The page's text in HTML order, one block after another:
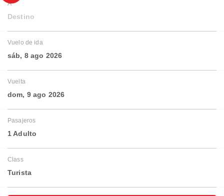
A
Destino
Vuelo de ida
sáb, 8 ago 2026
Vuelta
dom, 9 ago 2026
Pasajeros
1 Adulto
Class
Turista